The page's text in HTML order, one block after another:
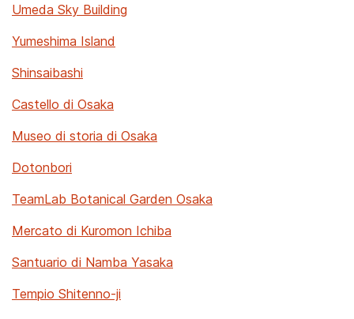
Umeda Sky Building
Yumeshima Island
Shinsaibashi
Castello di Osaka
Museo di storia di Osaka
Dotonbori
TeamLab Botanical Garden Osaka
Mercato di Kuromon Ichiba
Santuario di Namba Yasaka
Tempio Shitenno-ji